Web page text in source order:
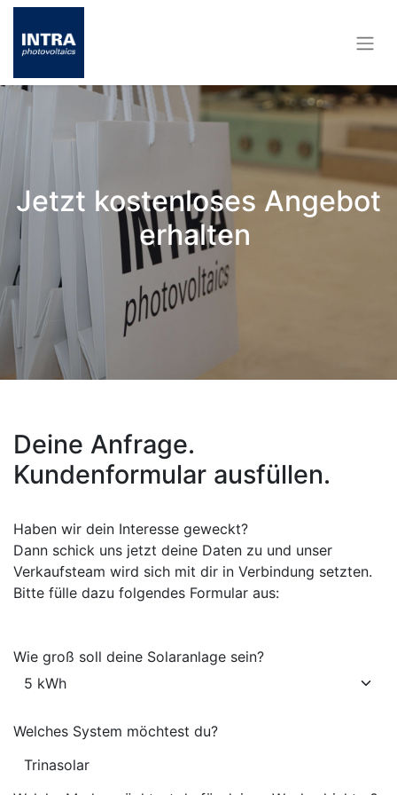
Jetzt kostenloses Angebot
erhalten
Deine Anfrage.
Kundenformular ausfüllen.
Haben wir dein Interesse geweckt?
Dann schick uns jetzt deine Daten zu und unser
Verkaufsteam wird sich mit dir in Verbindung setzten.
Bitte fülle dazu folgendes Formular aus:
Wie groß soll deine Solaranlage sein?
Welches System möchtest du?